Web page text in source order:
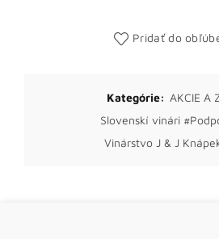
Pridať do
Kategórie: AKCIE A
Slovenskí vinári
Vinárstvo J & J